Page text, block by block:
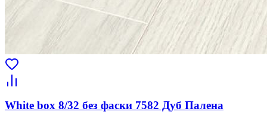
White box 8/32 без фаски 7582 Дуб Палена